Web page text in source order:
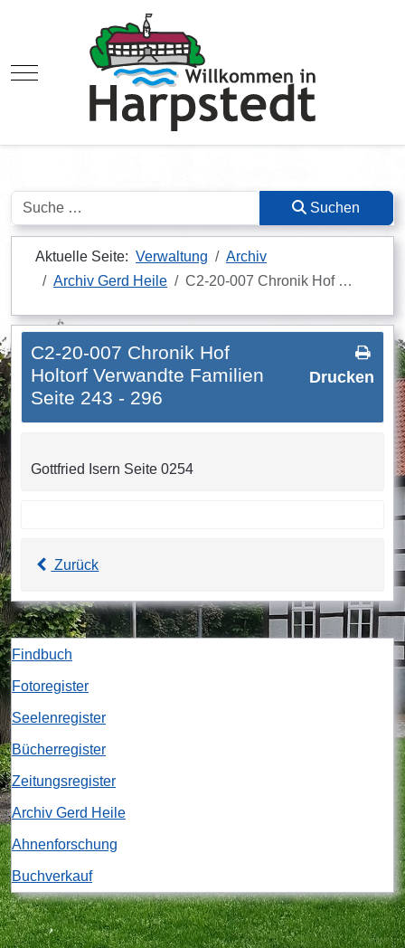
Mobile Menu Toggle
Suchen Suchen
Aktuelle Seite: Verwaltung
Archiv
Archiv Gerd Heile
C2-20-007 Chronik Hof …
Drucken
C2-20-007 Chronik Hof
Holtorf Verwandte Familien
Seite 243 - 296
Gottfried Isern Seite 0254
Zurück
Findbuch
Fotoregister
Seelenregister
Bücherregister
Zeitungsregister
Archiv Gerd Heile
Ahnenforschung
Buchverkauf